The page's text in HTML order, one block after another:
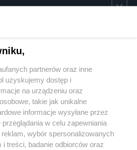
partnerów oraz inne
uzyskujemy dostęp i
na urządzeniu oraz
takie jak unikalne
informacje wysyłane przez
w celu zapewniania
wybór spersonalizowanych
treści, badanie odbiorców oraz